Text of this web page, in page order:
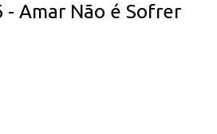
- Amar Não é Sofrer